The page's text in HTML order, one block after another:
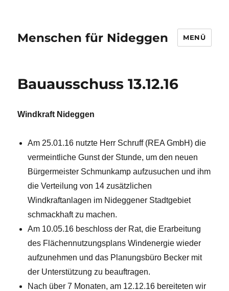
Menschen für Nideggen MENÜ
Bauausschuss 13.12.16
Windkraft Nideggen
Am 25.01.16 nutzte Herr Schruff (REA GmbH) die
vermeintliche Gunst der Stunde, um den neuen
Bürgermeister Schmunkamp aufzusuchen und ihm
die Verteilung von 14 zusätzlichen
Windkraftanlagen im Nideggener Stadtgebiet
schmackhaft zu machen.
Am 10.05.16 beschloss der Rat, die Erarbeitung
des Flächennutzungsplans Windenergie wieder
aufzunehmen und das Planungsbüro Becker mit
der Unterstützung zu beauftragen.
Nach über 7 Monaten, am 12.12.16 bereiteten wir